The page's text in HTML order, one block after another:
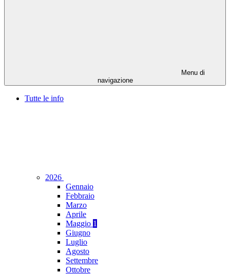
Menu di
navigazione
Tutte le info
2026
Gennaio
Febbraio
Marzo
Aprile
Maggio 1
Giugno
Luglio
Agosto
Settembre
Ottobre